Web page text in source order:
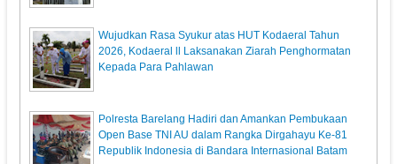
Wujudkan Rasa Syukur atas HUT Kodaeral Tahun
2026, Kodaeral ll Laksanakan Ziarah Penghormatan
Kepada Para Pahlawan
Polresta Barelang Hadiri dan Amankan Pembukaan
Open Base TNI AU dalam Rangka Dirgahayu Ke-81
Republik Indonesia di Bandara Internasional Batam